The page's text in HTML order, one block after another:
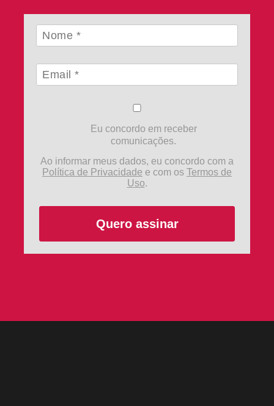
Eu concordo em receber
comunicações.
Ao informar meus dados, eu concordo com a
Política de Privacidade e com os Termos de
Uso.
Quero assinar